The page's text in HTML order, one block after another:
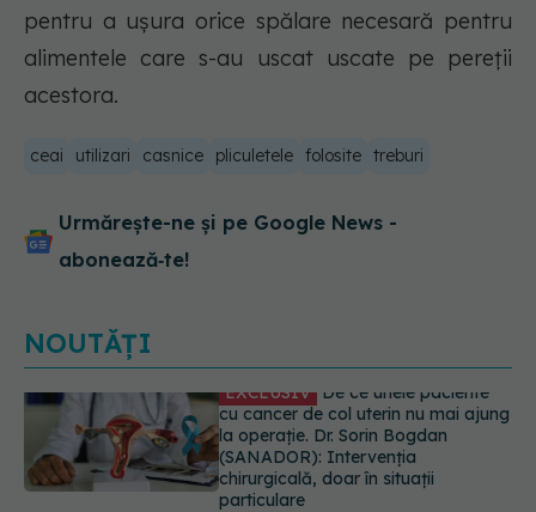
pentru a ușura orice spălare necesară pentru
alimentele care s-au uscat uscate pe pereții
acestora.
ceai utilizari casnice pliculetele folosite treburi
Urmărește-ne și pe Google News -
abonează‑te!
NOUTĂȚI
Alertă în Europa după un nou caz
de hantavirus Anzi, singura tulpină
care se transmite de la om la om
06.08.2026, 20:06